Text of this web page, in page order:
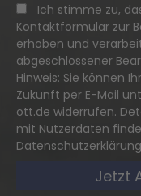
Ich stimme zu,
Kontaktformular zur
erhoben und
abgeschlossener
Hinweis: Sie können
Zukunft per E-Mail
ott.de widerrufen.
mit Nutzerdaten
Datenschutzerklärung
Jetzt